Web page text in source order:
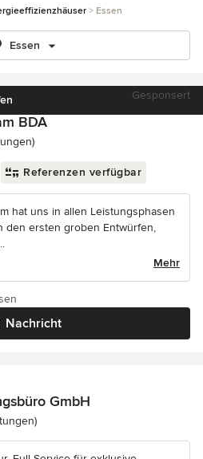
Essen
Essen
Gesponsert
BDA
5 von 5 Sternen
Referenzen verfügbar
hat uns in allen Leistungsphasen
den ersten groben Entwürfen,
Mehr
Nachricht
GmbH
5 von 5 Sternen